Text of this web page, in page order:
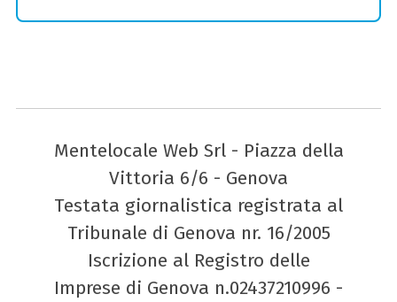
Mentelocale Web Srl - Piazza della
Vittoria 6/6 - Genova
Testata giornalistica registrata al
Tribunale di Genova nr. 16/2005
Iscrizione al Registro delle
Imprese di Genova n.02437210996 -